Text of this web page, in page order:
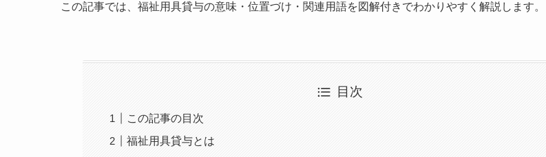
この記事では、福祉用具貸与の意味・位置づけ・関連用語を図解付きでわかりやすく解説します。
目次
この記事の目次
福祉用具貸与とは